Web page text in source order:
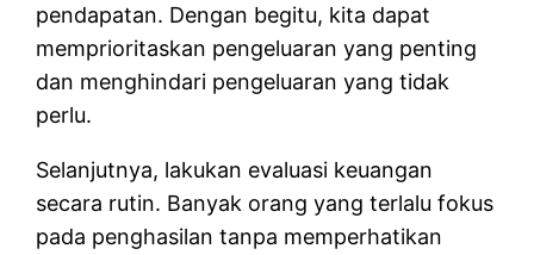
pendapatan. Dengan begitu, kita dapat
memprioritaskan pengeluaran yang penting
dan menghindari pengeluaran yang tidak
perlu.
Selanjutnya, lakukan evaluasi keuangan
secara rutin. Banyak orang yang terlalu fokus
pada penghasilan tanpa memperhatikan